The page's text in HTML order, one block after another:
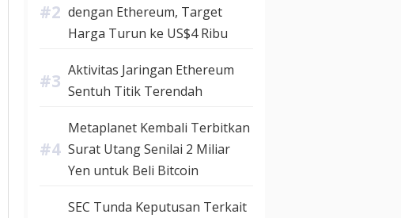
dengan Ethereum, Target
Harga Turun ke US$4 Ribu
Aktivitas Jaringan Ethereum
Sentuh Titik Terendah
Metaplanet Kembali Terbitkan
Surat Utang Senilai 2 Miliar
Yen untuk Beli Bitcoin
SEC Tunda Keputusan Terkait